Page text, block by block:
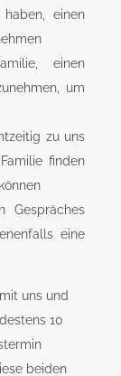
einen
einen
um
zu uns
finden
Gespräches
eine
uns und
10
beiden